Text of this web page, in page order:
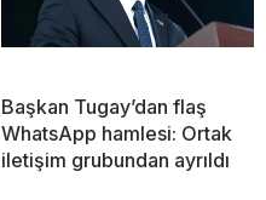
Başkan Tugay’dan flaş
WhatsApp hamlesi: Ortak
iletişim grubundan ayrıldı